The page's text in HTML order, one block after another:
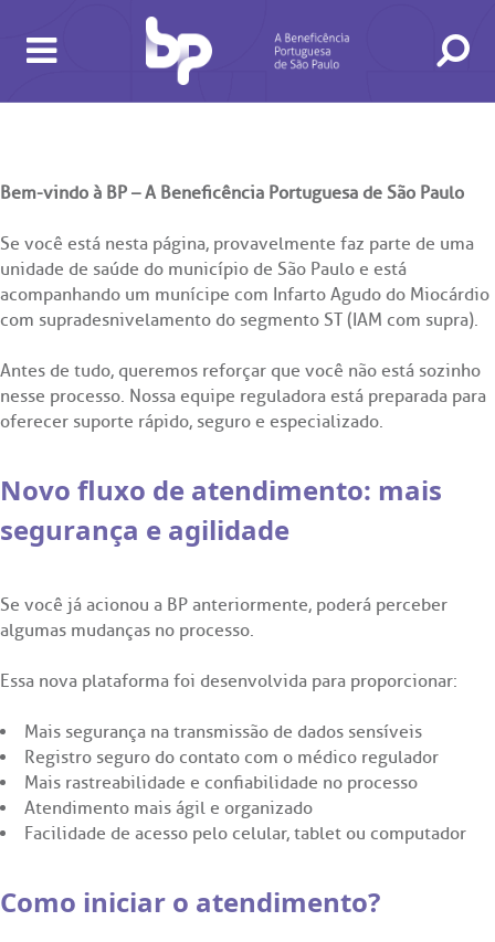
de consultas e exames
de exames
de Exames
SAC
A Ouvidoria e SAC são canais para você, cliente da BP, tirar suas
dúvidas, registrar suas reclamações ou fazer elogios relacionados
ao nosso atendimento e aos nossos serviços.
Horário de atendimento: 2ª a 6ª feira das 7h às 18h
(11)3505-1000
ouvidoria@bp.org.br
Fale Conosco
Hospital BP
Rua Maestro Cardim, 769
São Paulo - SP
BP Mirante
e Pesquisa
de conduta
social da BP
corporativa
social
Telemedicina BP
Teleinterconsulta
Centro de Doenças Autoimunes
de Visita
socorro
de cópia de prontuário médico
de orçamento particular
de Oncologia e Hematologia
de Excelência em Neurologia e Neurocirurgia
de Excelência em Ortopedia
especialidades
Protocolo Infarto SUS
Bem-vindo à BP – A Beneficência Portuguesa de São Paulo
Se você está nesta página, provavelmente faz parte de uma
unidade de saúde do município de São Paulo e está
acompanhando um munícipe com Infarto Agudo do Miocárdio
com supradesnivelamento do segmento ST (IAM com supra).
Antes de tudo, queremos reforçar que você não está sozinho
nesse processo. Nossa equipe reguladora está preparada para
oferecer suporte rápido, seguro e especializado.
Novo fluxo de atendimento: mais
segurança e agilidade
Se você já acionou a BP anteriormente, poderá perceber
algumas mudanças no processo.
Essa nova plataforma foi desenvolvida para proporcionar:
Mais segurança na transmissão de dados sensíveis
Registro seguro do contato com o médico regulador
Mais rastreabilidade e confiabilidade no processo
Atendimento mais ágil e organizado
Facilidade de acesso pelo celular, tablet ou computador
Como iniciar o atendimento?